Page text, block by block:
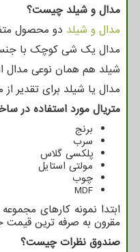
مدال و شیلد چیست؟
مدال و شیلد دو محصول
مدال یک شی کوچک با
شیلد هم همان نوعی مدال
مدال یا شیلد برای تقدیر
متریال مورد استفاده در
برنج
سرب
پلکسی گلاس
مولتی استایل
چوب
MDF
ابتدا نمونه کارهای
مقرون به صرفه ترین قیمت
صندوق نظرات چیست؟